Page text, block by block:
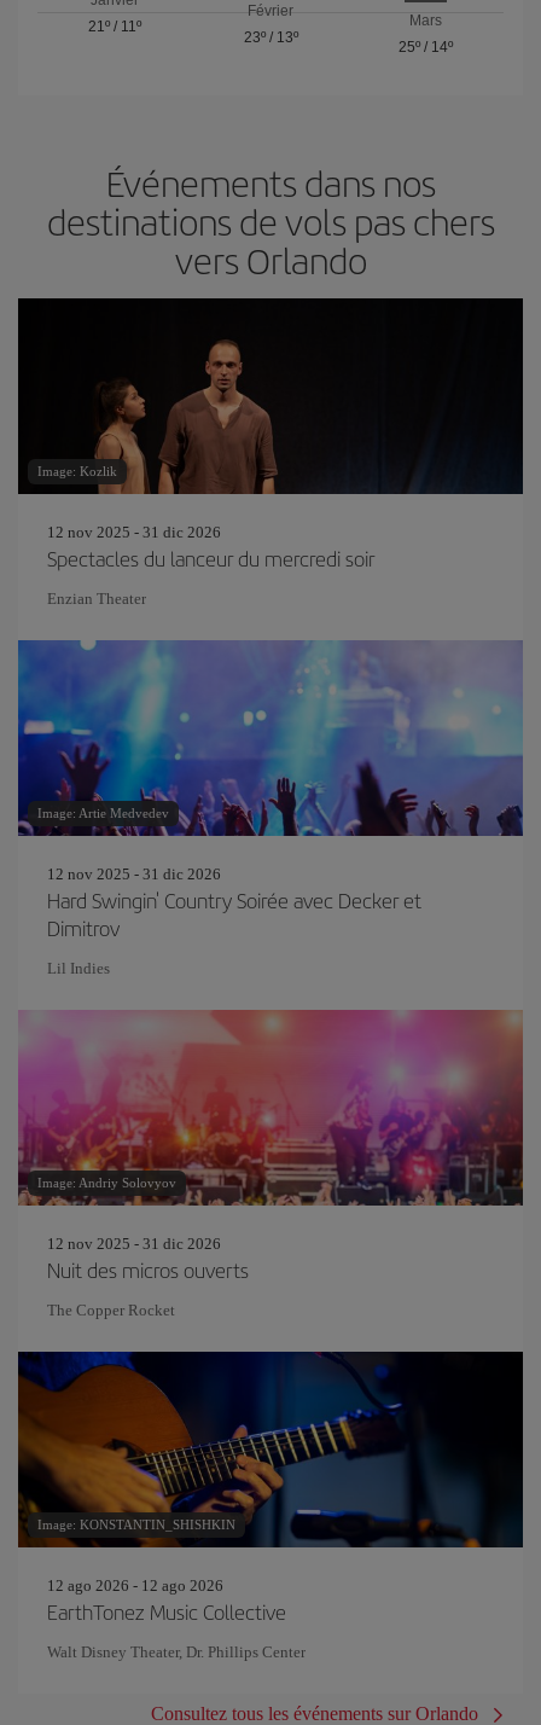
21º / 11º
Février
23º/ 13º
Mars
25º / 14º
Événements dans nos
destinations de vols pas chers
vers Orlando
Image: Kozlik
12 nov 2025 - 31 dic 2026
Spectacles du lanceur du mercredi soir
Enzian Theater
Image: Artie Medvedev
12 nov 2025 - 31 dic 2026
Hard Swingin' Country Soirée avec Decker et
Dimitrov
Lil Indies
Image: Andriy Solovyov
12 nov 2025 - 31 dic 2026
Nuit des micros ouverts
The Copper Rocket
Image: KONSTANTIN_SHISHKIN
12 ago 2026 - 12 ago 2026
EarthTonez Music Collective
Walt Disney Theater, Dr. Phillips Center
Consultez tous les événements sur Orlando